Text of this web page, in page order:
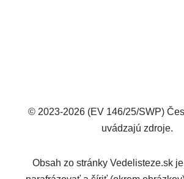
© 2023-2026 (EV 146/25/SWP)
uvádzajú zdroje.
Obsah zo stránky Vedelisteze.sk